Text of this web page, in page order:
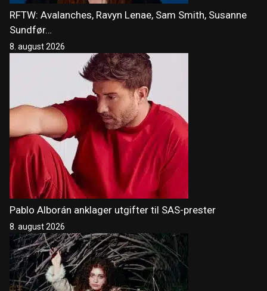
RFTW: Avalanches, Ravyn Lenae, Sam Smith, Susanne
Sundfør…
8. august 2026
Pablo Alborán anklager utgifter til SAS-prester
8. august 2026